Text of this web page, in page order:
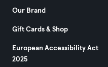
Our Brand
Gift Cards & Shop
European Accessibility Act
2025